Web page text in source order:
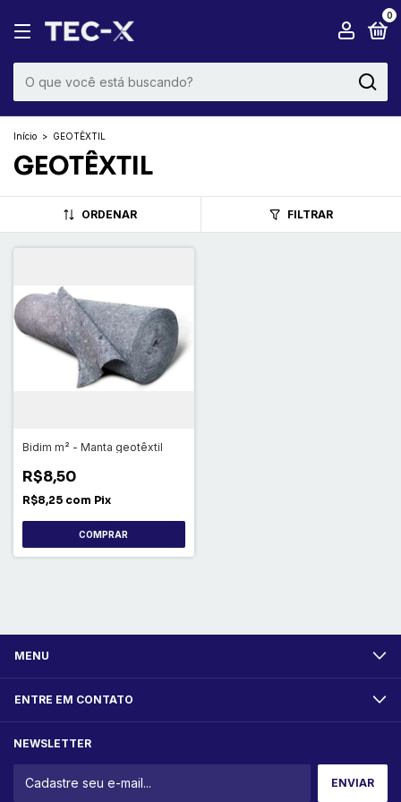
0
Início > GEOTÊXTIL
GEOTÊXTIL
ORDENAR FILTRAR
Bidim m² - Manta geotêxtil
R$8,50
R$8,25 com Pix
MENU
ENTRE EM CONTATO
NEWSLETTER